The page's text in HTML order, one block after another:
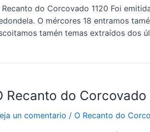
Recanto do Corcovado 1120 Foi
O mércores 18 entramos
tamén temas extraídos dos
Recanto do Corcovado
un comentario / O Recanto do